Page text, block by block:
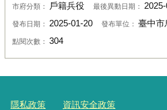
市府分類： 戶籍兵役 最後異動日期：
發布日期： 2025-01-20 發布單位： 臺中市
點閱次數： 304
隱私政策 資訊安全政策